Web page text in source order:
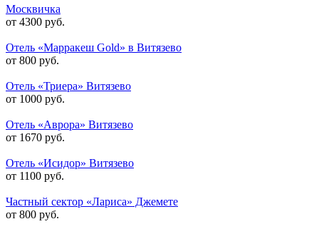
Москвичка
от 4300 руб.
Отель «Марракеш Gold» в Витязево
от 800 руб.
Отель «Триера» Витязево
от 1000 руб.
Отель «Аврора» Витязево
от 1670 руб.
Отель «Исидор» Витязево
от 1100 руб.
Частный сектор «Лариса» Джемете
от 800 руб.